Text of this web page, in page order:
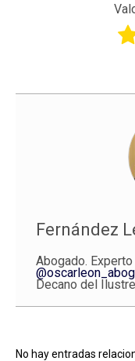
Fernández
Abogado.
@oscarleon_abog
Decano del
No hay entradas